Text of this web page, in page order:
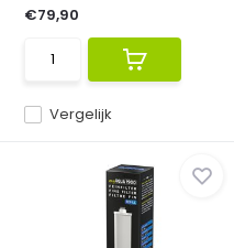
Vergelijk
€79,90